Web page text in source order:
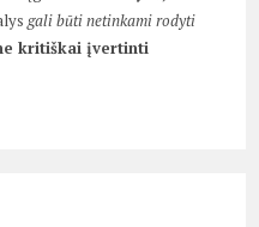
gali būti netinkami rodyti
kritiškai įvertinti